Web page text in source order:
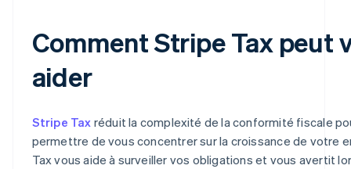
Comment Stripe Tax peut
aider
Stripe Tax réduit la complexité de la conformité fiscale
permettre de vous concentrer sur la croissance de votre
Tax vous aide à surveiller vos obligations et vous avertit